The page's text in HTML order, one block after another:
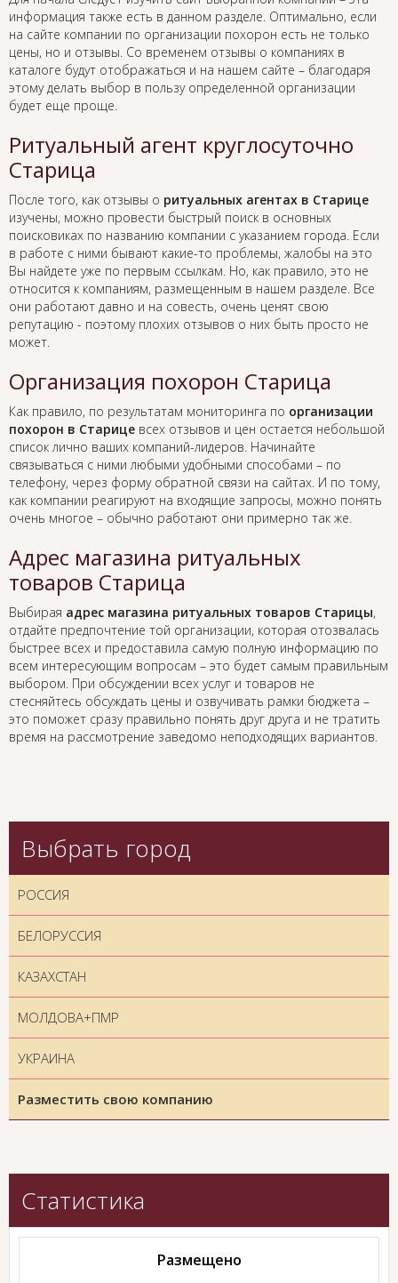
информация также есть в данном разделе. Оптимально, если
на сайте компании по организации похорон есть не только
цены, но и отзывы. Со временем отзывы о компаниях в
каталоге будут отображаться и на нашем сайте – благодаря
этому делать выбор в пользу определенной организации
будет еще проще.
Ритуальный агент круглосуточно
Старица
После того, как отзывы о ритуальных агентах в Старице
изучены, можно провести быстрый поиск в основных
поисковиках по названию компании с указанием города. Если
в работе с ними бывают какие-то проблемы, жалобы на это
Вы найдете уже по первым ссылкам. Но, как правило, это не
относится к компаниям, размещенным в нашем разделе. Все
они работают давно и на совесть, очень ценят свою
репутацию - поэтому плохих отзывов о них быть просто не
может.
Организация похорон Старица
Как правило, по результатам мониторинга по организации
похорон в Старице всех отзывов и цен остается небольшой
список лично ваших компаний-лидеров. Начинайте
связываться с ними любыми удобными способами – по
телефону, через форму обратной связи на сайтах. И по тому,
как компании реагируют на входящие запросы, можно понять
очень многое – обычно работают они примерно так же.
Адрес магазина ритуальных
товаров Старица
Выбирая адрес магазина ритуальных товаров Старицы,
отдайте предпочтение той организации, которая отозвалась
быстрее всех и предоставила самую полную информацию по
всем интересующим вопросам – это будет самым правильным
выбором. При обсуждении всех услуг и товаров не
стесняйтесь обсуждать цены и озвучивать рамки бюджета –
это поможет сразу правильно понять друг друга и не тратить
время на рассмотрение заведомо неподходящих вариантов.
Выбрать город
РОССИЯ
БЕЛОРУССИЯ
КАЗАХСТАН
МОЛДОВА+ПМР
УКРАИНА
Разместить свою компанию
Статистика
Размещено